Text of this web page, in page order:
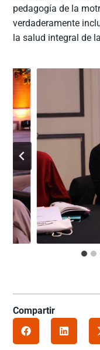
pedagogía de la
verdaderamente
la salud integral de
Compartir